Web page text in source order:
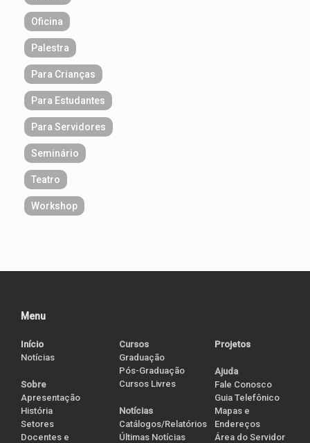
Oficina
Palestra
Para Crianças
Para Estudantes
Para Servidores
Seminário
Teatro
Workshop
Menu
Início
Notícias
Sobre
Apresentação
História
Setores
Docentes e
Cursos
Graduação
Pós-Graduação
Cursos Livres
Notícias
Catálogos/Relatórios
Últimas Notícias
Projetos
Ajuda
Fale Conosco
Guia Telefônico
Mapas e
Endereços
Área do Servidor